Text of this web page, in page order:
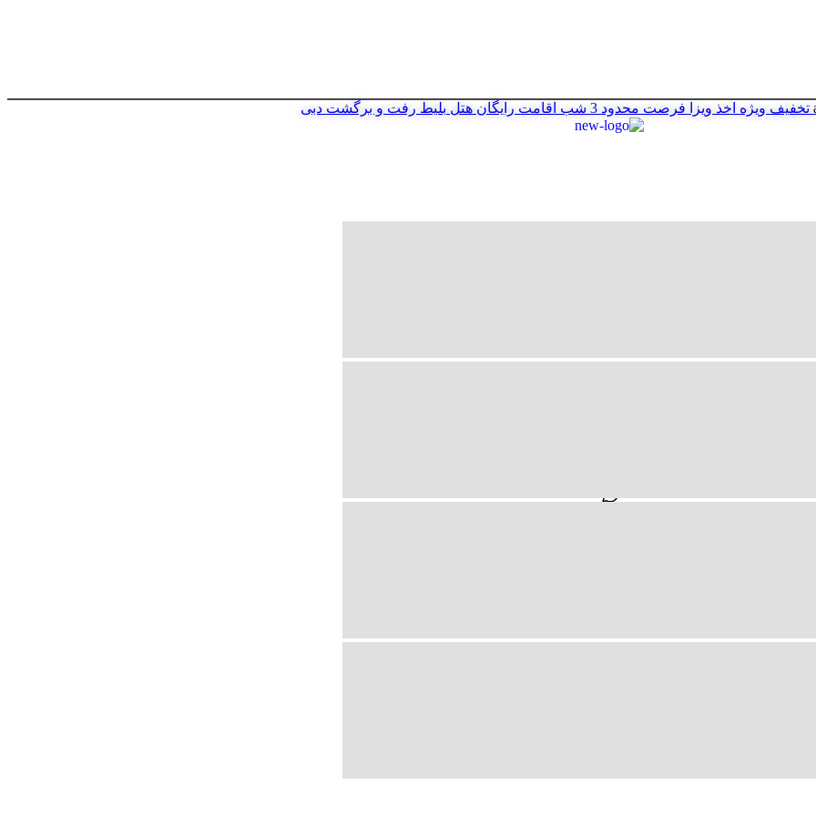
تخفیف ویژه اخذ ویزا فرصت محدود 3 شب اقامت رایگان هتل بلیط رفت و برگشت دبی